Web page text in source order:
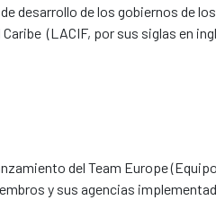
desarrollo de los gobiernos de
(LACIF, por sus siglas en
del Team Europe (Equipo
y sus agencias